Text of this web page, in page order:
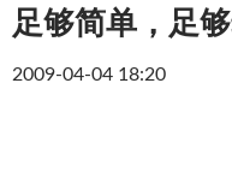
足够简单，足
2009-04-04 18:20